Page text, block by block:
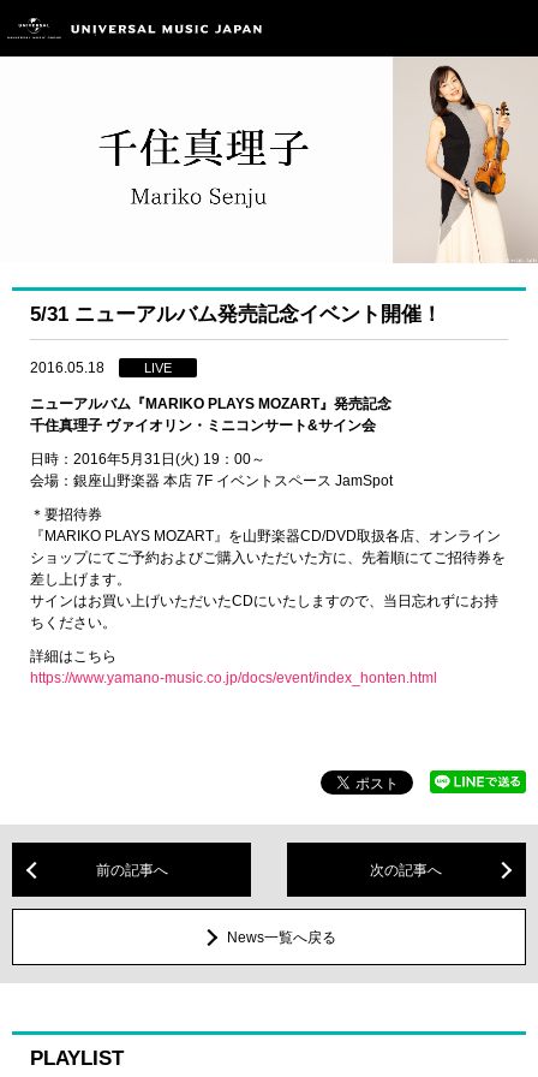
5/31 ニューアルバム発売記念イベント開催！
2016.05.18 LIVE
ニューアルバム『MARIKO PLAYS MOZART』発売記念
千住真理子 ヴァイオリン・ミニコンサート&サイン会
日時：2016年5月31日(火) 19：00～
会場：銀座山野楽器 本店 7F イベントスペース JamSpot
＊要招待券
『MARIKO PLAYS MOZART』を山野楽器CD/DVD取扱各店、オンライン
ショップにてご予約およびご購入いただいた方に、先着順にてご招待券を
差し上げます。
サインはお買い上げいただいたCDにいたしますので、当日忘れずにお持
ちください。
詳細はこちら
https://www.yamano-music.co.jp/docs/event/index_honten.html
前の記事へ 次の記事へ
News一覧へ戻る
PLAYLIST